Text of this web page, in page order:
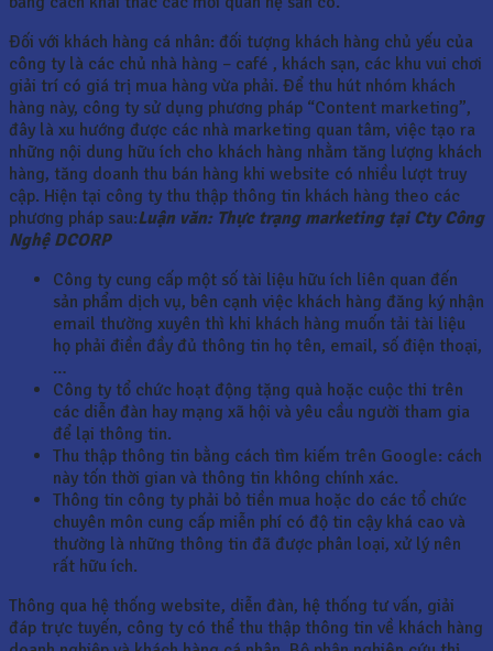
Đối với khách hàng cá nhân: đối tượng khách hàng chủ yếu của
công ty là các chủ nhà hàng – café , khách sạn, các khu vui chơi
giải trí có giá trị mua hàng vừa phải. Để thu hút nhóm khách
hàng này, công ty sử dụng phương pháp “Content marketing”,
đây là xu hướng được các nhà marketing quan tâm, việc tạo ra
những nội dung hữu ích cho khách hàng nhằm tăng lượng khách
hàng, tăng doanh thu bán hàng khi website có nhiều lượt truy
cập. Hiện tại công ty thu thập thông tin khách hàng theo các
phương pháp sau:Luận văn: Thực trạng marketing tại Cty Công
Nghệ DCORP
Công ty cung cấp một số tài liệu hữu ích liên quan đến
sản phẩm dịch vụ, bên cạnh việc khách hàng đăng ký nhận
email thường xuyên thì khi khách hàng muốn tải tài liệu
họ phải điền đầy đủ thông tin họ tên, email, số điện thoại,
…
Công ty tổ chức hoạt động tặng quà hoặc cuộc thi trên
các diễn đàn hay mạng xã hội và yêu cầu người tham gia
để lại thông tin.
Thu thập thông tin bằng cách tìm kiếm trên Google: cách
này tốn thời gian và thông tin không chính xác.
Thông tin công ty phải bỏ tiền mua hoặc do các tổ chức
chuyên môn cung cấp miễn phí có độ tin cậy khá cao và
thường là những thông tin đã được phân loại, xử lý nên
rất hữu ích.
Thông qua hệ thống website, diễn đàn, hệ thống tư vấn, giải
đáp trực tuyến, công ty có thể thu thập thông tin về khách hàng